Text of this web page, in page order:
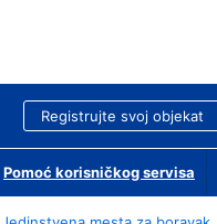
Registrujte svoj objekat
Pomoć korisničkog servisa